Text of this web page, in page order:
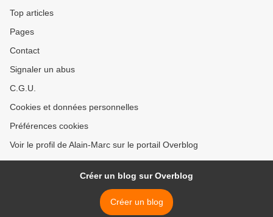
Top articles
Pages
Contact
Signaler un abus
C.G.U.
Cookies et données personnelles
Préférences cookies
Voir le profil de Alain-Marc sur le portail Overblog
Créer un blog sur Overblog
Créer un blog